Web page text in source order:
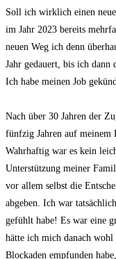
Soll ich wirklich einen
im Jahr 2023 bereits
neuen Weg ich denn
Jahr gedauert, bis ich
Ich habe meinen Job
Nach über 30 Jahren der
fünfzig Jahren auf meinem
Wahrhaftig war es kein
Unterstützung meiner
vor allem selbst die
abgeben. Ich war
gefühlt habe! Es war eine
hätte ich mich danach
Blockaden empfunden